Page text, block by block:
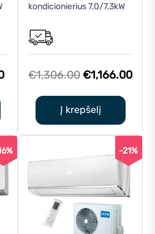
Current
€915.00.
kondicionierius 7,0/7,3kW
€1,306.00Original
was:
€1,306.00.
€1,166.00
Į krepšelį
-21%